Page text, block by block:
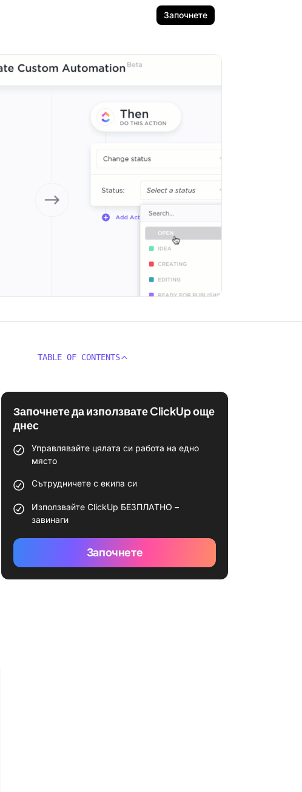
Започнете
TABLE OF CONTENTS
Започнете да използвате ClickUp още
днес
Управлявайте цялата си работа на едно
място
Сътрудничете с екипа си
Използвайте ClickUp БЕЗПЛАТНО –
завинаги
Започнете